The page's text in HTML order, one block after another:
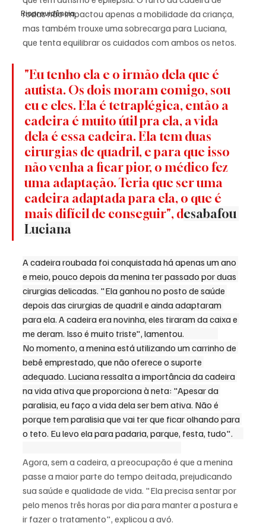
Rioprevidência
rodas não impactou apenas a mobilidade da criança,
mas também trouxe uma sobrecarga para Luciana,
que tenta equilibrar os cuidados com ambos os netos.
"Eu tenho ela e o irmão dela que é
autista. Os dois moram comigo, sou
eu e eles. Ela é tetraplégica, então a
cadeira é muito útil pra ela, a vida
dela é essa cadeira. Ela tem duas
cirurgias de quadril, e para que isso
não venha a ficar pior, o médico fez
uma adaptação. Teria que ser uma
cadeira adaptada para ela, o que é
mais difícil de conseguir", desabafou
Luciana
A cadeira roubada foi conquistada há apenas um ano
e meio, pouco depois da menina ter passado por duas
cirurgias delicadas. "Ela ganhou no posto de saúde
depois das cirurgias de quadril e ainda adaptaram
para ela. A cadeira era novinha, eles tiraram da caixa e
me deram. Isso é muito triste", lamentou.
No momento, a menina está utilizando um carrinho de
bebê emprestado, que não oferece o suporte
adequado. Luciana ressalta a importância da cadeira
na vida ativa que proporciona à neta: "Apesar da
paralisia, eu faço a vida dela ser bem ativa. Não é
porque tem paralisia que vai ter que ficar olhando para
o teto. Eu levo ela para padaria, parque, festa, tudo".
Agora, sem a cadeira, a preocupação é que a menina
passe a maior parte do tempo deitada, prejudicando
sua saúde e qualidade de vida. "Ela precisa sentar por
pelo menos três horas por dia para manter a postura e
ir fazer o tratamento", explicou a avó.